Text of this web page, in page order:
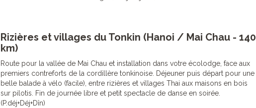
Rizières et villages du Tonkin (Hanoi / Mai Chau - 140
km)
Route pour la vallée de Mai Chau et installation dans votre écolodge, face aux
premiers contreforts de la cordillère tonkinoise. Déjeuner puis départ pour une
belle balade à vélo (facile), entre rizières et villages Thai aux maisons en bois
sur pilotis. Fin de journée libre et petit spectacle de danse en soirée.
(P.déj+Déj+Dîn)